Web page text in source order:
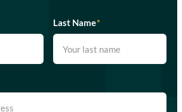
Last Name*